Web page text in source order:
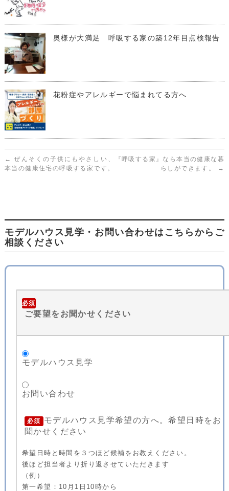
奥様が大満足 呼吸する家の築12年目点検報告
花粉症やアレルギーで悩まれてる方へ
← ぜんそくの子供にもやさしい、
本当の健康住宅の呼吸する家です。
『呼吸する家』なら本当の健康な暮
らしができます。
→
モデルハウス見学・お問い合わせはこちらからご
相談ください
必須
ご要望をお聞かせください
モデルハウス見学
お問い合わせ
必須
モデルハウス見学希望の方へ。希望日時をお
聞かせください
希望日時と時間を３つほど候補をお教えください。
後ほど担当者より折り返させていただきます
（例）
第一希望：10月1日10時から